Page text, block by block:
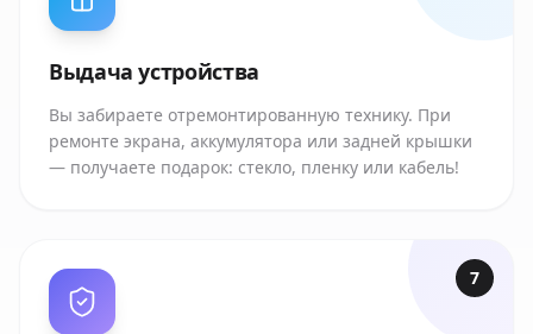
Выдача устройства
Вы забираете отремонтированную технику. При
ремонте экрана, аккумулятора или задней крышки
— получаете подарок: стекло, пленку или кабель!
7